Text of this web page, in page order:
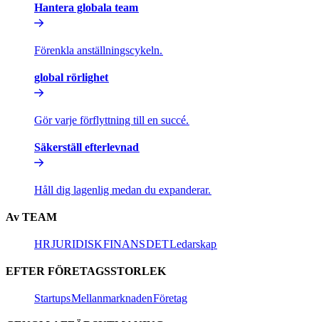
Hantera globala team​​
Förenkla anställningscykeln.​​
global rörlighet​​
Gör varje förflyttning till en succé.​​
Säkerställ efterlevnad​​
Håll dig lagenlig medan du expanderar.​​
Av TEAM​​
HR​​JURIDISK​​FINANS​​DET​​Ledarskap​​
EFTER FÖRETAGSSTORLEK​​
Startups​​Mellanmarknaden​​Företag​​